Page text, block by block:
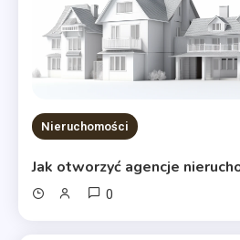
Nieruchomości
Jak otworzyć agencje
0